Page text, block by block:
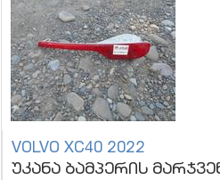
VOLVO XC40 2022
უკანა ბამპერის